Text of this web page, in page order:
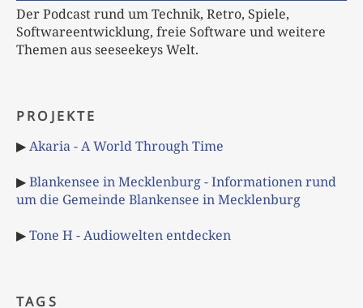
Der Podcast rund um Technik, Retro, Spiele,
Softwareentwicklung, freie Software und weitere
Themen aus seeseekeys Welt.
PROJEKTE
▶Akaria - A World Through Time
▶Blankensee in Mecklenburg - Informationen rund
um die Gemeinde Blankensee in Mecklenburg
▶Tone H - Audiowelten entdecken
TAGS